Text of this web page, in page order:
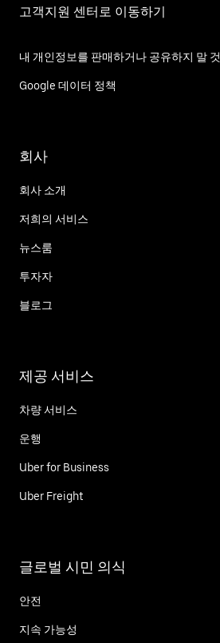
고객지원 센터로 이동하기
내 개인정보를 판매하거나 공유하지 말 것
Google 데이터 정책
회사
회사 소개
저희의 서비스
뉴스룸
투자자
블로그
제공 서비스
차량 서비스
운행
Uber for Business
Uber Freight
글로벌 시민 의식
안전
지속 가능성